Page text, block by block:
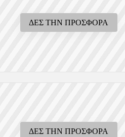
ΔΕΣ ΤΗΝ ΠΡΟΣΦΟΡΑ
ΔΕΣ ΤΗΝ ΠΡΟΣΦΟΡΑ